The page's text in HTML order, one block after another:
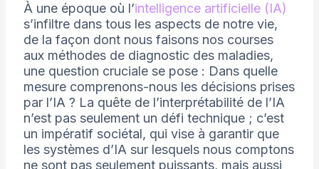
À une époque où l’intelligence artificielle (IA)
s’infiltre dans tous les aspects de notre vie,
de la façon dont nous faisons nos courses
aux méthodes de diagnostic des maladies,
une question cruciale se pose : Dans quelle
mesure comprenons-nous les décisions prises
par l’IA ? La quête de l’interprétabilité de l’IA
n’est pas seulement un défi technique ; c’est
un impératif sociétal, qui vise à garantir que
les systèmes d’IA sur lesquels nous comptons
ne sont pas seulement puissants, mais aussi